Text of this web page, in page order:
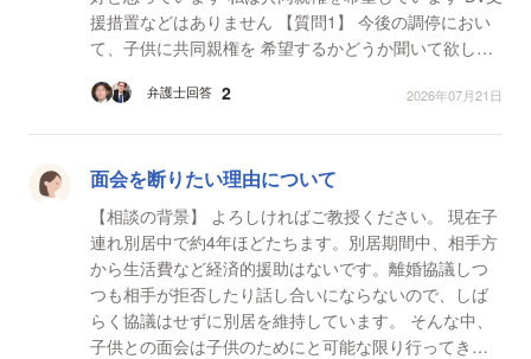
援措置などはありません 【質問1】 今後の調停におい
て、子供に共同親権を 希望するかどうか聞いて欲し
弁護士回答 2 2026年07月21日
面会を断りたい理由について
【相談の背景】 よろしければご教授ください。 現在子
連れ別居中で約4年ほどたちます。別居期間中、相手方
から生活費など経済的援助はないです。離婚協議しつ
つも相手が拒否したり話し合いにならないので、しば
らく協議はせずに別居を維持しています。 そんな中、
子供との面会は子供のためにと可能な限り行ってきま